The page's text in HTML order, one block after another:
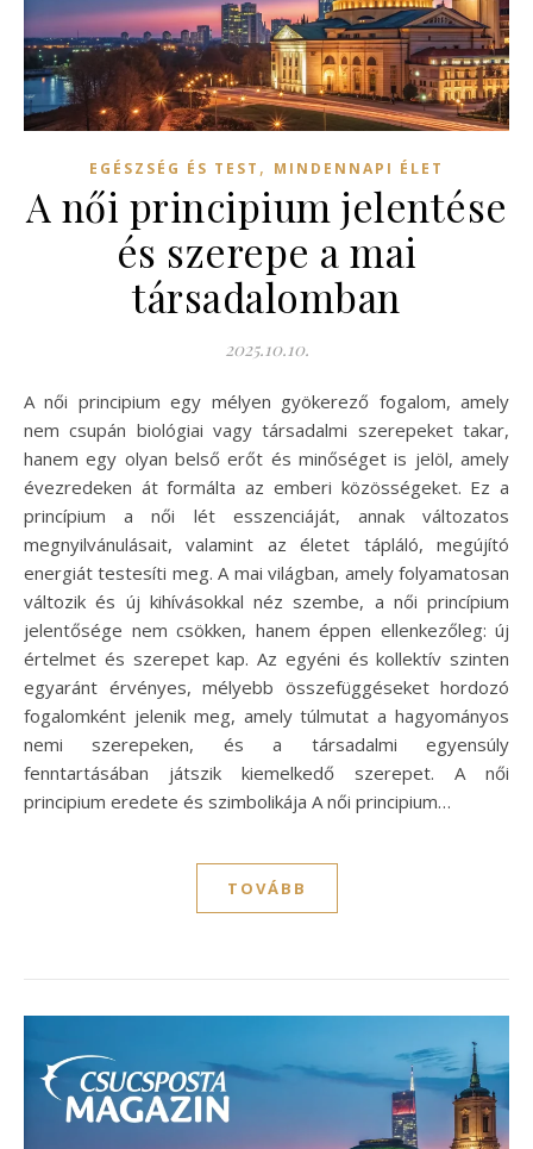
EGÉSZSÉG ÉS TEST , MINDENNAPI ÉLET
A női principium jelentése
és szerepe a mai
társadalomban
2025.10.10.
A női principium egy mélyen gyökerező fogalom, amely
nem csupán biológiai vagy társadalmi szerepeket takar,
hanem egy olyan belső erőt és minőséget is jelöl, amely
évezredeken át formálta az emberi közösségeket. Ez a
princípium a női lét esszenciáját, annak változatos
megnyilvánulásait, valamint az életet tápláló, megújító
energiát testesíti meg. A mai világban, amely folyamatosan
változik és új kihívásokkal néz szembe, a női princípium
jelentősége nem csökken, hanem éppen ellenkezőleg: új
értelmet és szerepet kap. Az egyéni és kollektív szinten
egyaránt érvényes, mélyebb összefüggéseket hordozó
fogalomként jelenik meg, amely túlmutat a hagyományos
nemi szerepeken, és a társadalmi egyensúly
fenntartásában játszik kiemelkedő szerepet. A női
principium eredete és szimbolikája A női principium…
TOVÁBB